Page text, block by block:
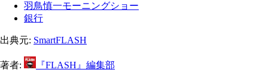
羽鳥慎一モーニングショー
銀行
出典元: SmartFLASH
著者: 『FLASH』編集部